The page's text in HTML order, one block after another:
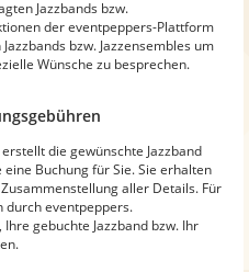
Jazzbands bzw.
der eventpeppers-Plattform
bzw. Jazzensembles um
Wünsche zu besprechen.
die gewünschte Jazzband
eine Buchung für Sie. Sie erhalten
aller Details. Für
durch eventpeppers.
gebuchte Jazzband bzw. Ihr